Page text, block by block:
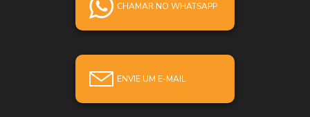
CHAMAR NO WHATSAPP
ENVIE UM E-MAIL